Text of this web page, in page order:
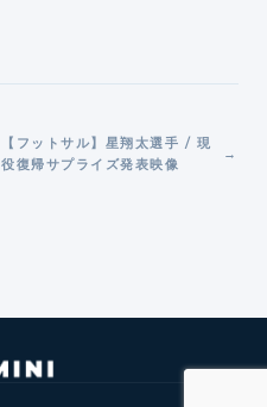
【フットサル】星翔太選手 / 現
役復帰サプライズ発表映像